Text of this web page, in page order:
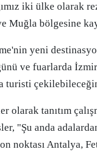
iki ülke olarak
Muğla bölgesine
yeni
ve fuarlarda
turisti
olarak tanıtım
"Şu anda
noktası Antalya,